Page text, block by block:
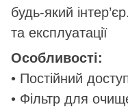
будь-який
та експлуатації
Особливості:
• Постійний
• Фільтр для